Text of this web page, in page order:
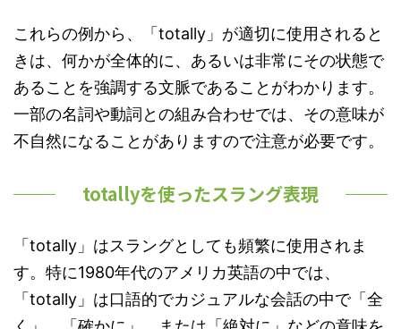
これらの例から、「totally」が適切に使用されると
きは、何かが全体的に、あるいは非常にその状態で
あることを強調する文脈であることがわかります。
一部の名詞や動詞との組み合わせでは、その意味が
不自然になることがありますので注意が必要です。
totallyを使ったスラング表現
「totally」はスラングとしても頻繁に使用されま
す。特に1980年代のアメリカ英語の中では、
「totally」は口語的でカジュアルな会話の中で「全